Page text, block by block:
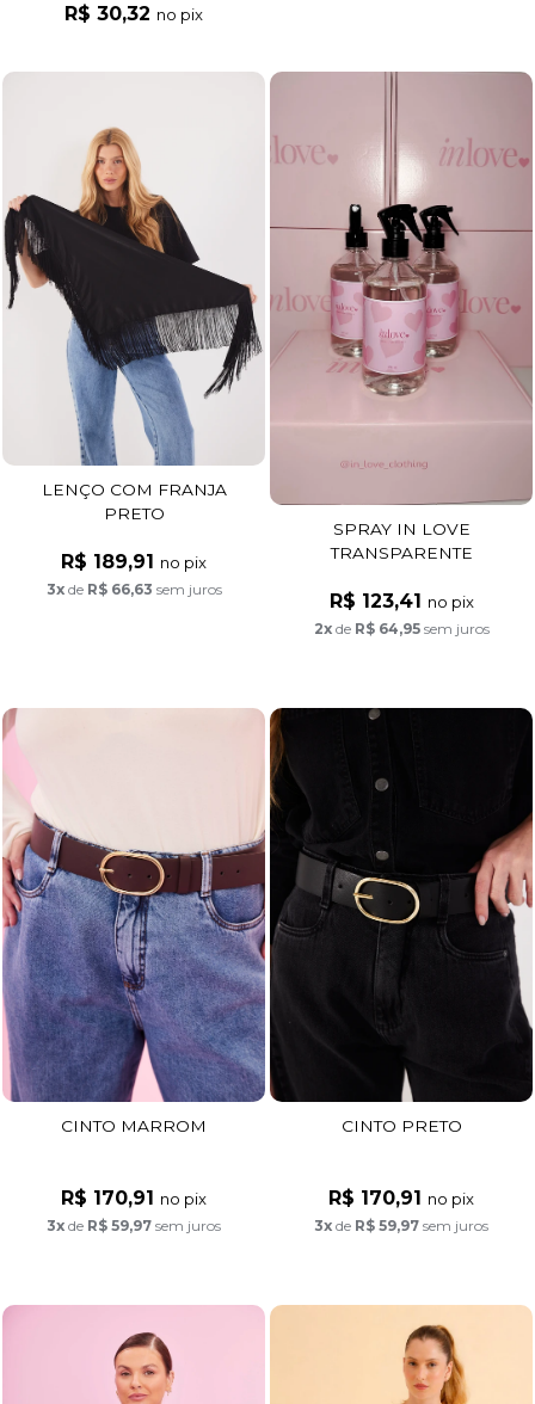
R$ 30,32 no pix
LENÇO COM FRANJA
PRETO
R$ 189,91 no pix
3xde R$ 66,63 sem juros
SPRAY IN LOVE
TRANSPARENTE
R$ 123,41 no pix
2xde R$ 64,95sem juros
CINTO MARROM
R$ 170,91 no pix
3x de R$ 59,97 sem juros
CINTO PRETO
R$ 170,91 no pix
3x de R$ 59,97 sem juros